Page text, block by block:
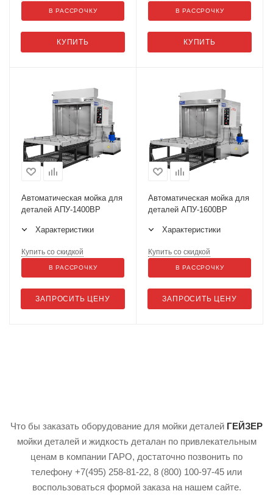
КУПИТЬ
В РАССРОЧКУ
КУПИТЬ
В РАССРОЧКУ
Автоматическая мойка для
деталей АПУ-1400ВР
Характеристики
ЗАПРОСИТЬ ЦЕНУ
Купить со скидкой
В РАССРОЧКУ
Автоматическая мойка для
деталей АПУ-1600ВР
Характеристики
ЗАПРОСИТЬ ЦЕНУ
Купить со скидкой
В РАССРОЧКУ
Что бы заказать оборудование для мойки деталей ГЕЙЗЕР
мойки деталей и жидкость деталан по привлекательным
ценам в компании ГАРО, достаточно позвонить по
телефону +7(495) 258-81-22, 8 (800) 100-97-45 или
воспользоваться формой заказа на нашем сайте.